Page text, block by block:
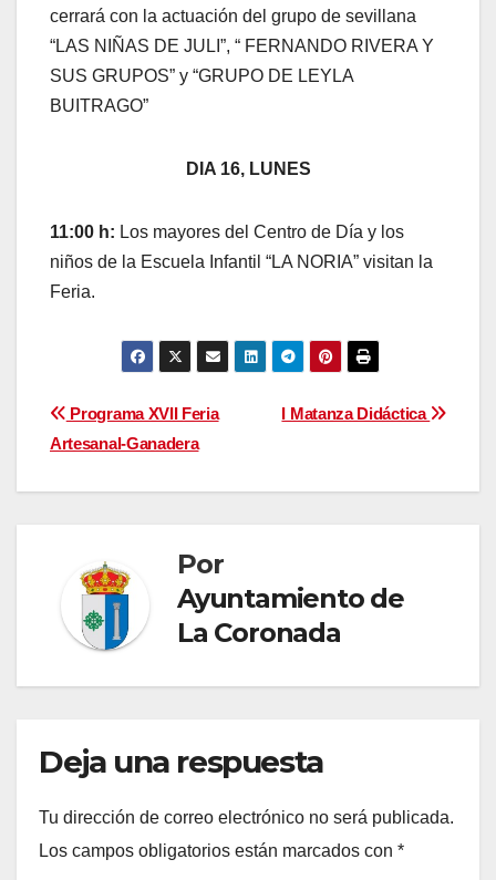
cerrará con la actuación del grupo de sevillana
“LAS NIÑAS DE JULI”, “ FERNANDO RIVERA Y
SUS GRUPOS” y “GRUPO DE LEYLA
BUITRAGO”
DIA 16, LUNES
11:00 h: Los mayores del Centro de Día y los
niños de la Escuela Infantil “LA NORIA” visitan la
Feria.
Navegación
de
I Matanza Didáctica
Programa XVII Feria
Artesanal-Ganadera
Por
Ayuntamiento de
La Coronada
Deja una respuesta
Tu dirección de correo electrónico no será publicada.
Los campos obligatorios están marcados con *